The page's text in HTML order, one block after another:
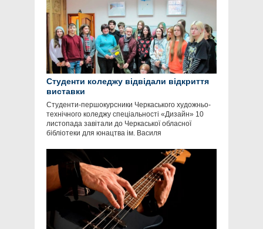
Студенти коледжу відвідали відкриття
виставки
Студенти-першокурсники Черкаського художньо-
технічного коледжу спеціальності «Дизайн» 10
листопада завітали до Черкаської обласної
бібліотеки для юнацтва ім. Василя